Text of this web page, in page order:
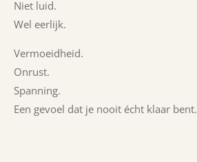
Niet luid.
Wel eerlijk.
Vermoeidheid.
Onrust.
Spanning.
Een gevoel dat je nooit écht klaar bent.